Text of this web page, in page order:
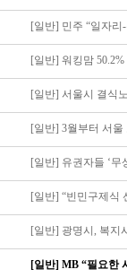
[일반] 워킹맘
[일반] 서울시 결식
[일반] 3월부터 서
[일반] 유권자들 ‘무
[일반] “빈민구제식
[일반] 광명시, 복지
[일반] MB “필요한